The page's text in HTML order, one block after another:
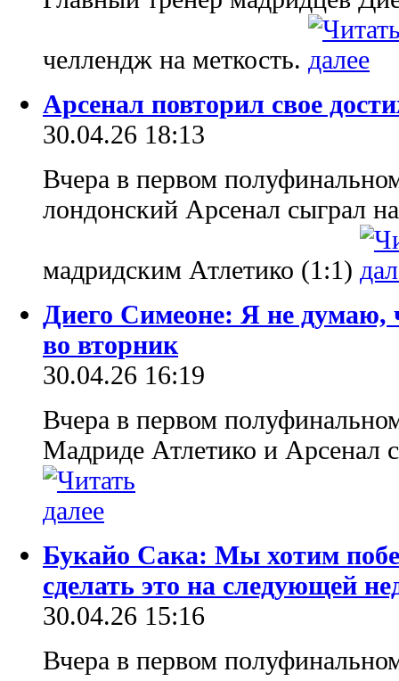
челлендж на меткость.
Арсенал повторил свое
30.04.26 18:13
Вчера в первом
лондонский Арсенал сыграл
мадридским Атлетико (1:1)
Диего Симеоне: Я не думаю,
во вторник
30.04.26 16:19
Вчера в первом
Мадриде Атлетико и Арсенал
Букайо Сака: Мы хотим
сделать это на следующей
30.04.26 15:16
Вчера в первом